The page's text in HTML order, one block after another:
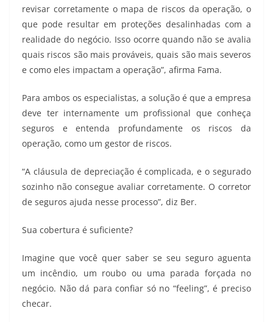
revisar corretamente o mapa de riscos da operação, o
que pode resultar em proteções desalinhadas com a
realidade do negócio. Isso ocorre quando não se avalia
quais riscos são mais prováveis, quais são mais severos
e como eles impactam a operação”, afirma Fama.
Para ambos os especialistas, a solução é que a empresa
deve ter internamente um profissional que conheça
seguros e entenda profundamente os riscos da
operação, como um gestor de riscos.
“A cláusula de depreciação é complicada, e o segurado
sozinho não consegue avaliar corretamente. O corretor
de seguros ajuda nesse processo”, diz Ber.
Sua cobertura é suficiente?
Imagine que você quer saber se seu seguro aguenta
um incêndio, um roubo ou uma parada forçada no
negócio. Não dá para confiar só no “feeling”, é preciso
checar.